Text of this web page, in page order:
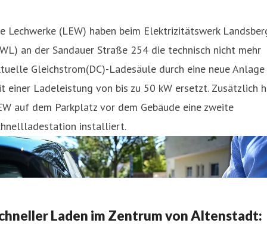
Lechwerke (LEW) haben beim Elektrizitätswerk
an der Sandauer Straße 254 die technisch nicht mehr
Gleichstrom(DC)-Ladesäule durch eine neue Anlage
einer Ladeleistung von bis zu 50 kW ersetzt. Zusätzlich
auf dem Parkplatz vor dem Gebäude eine zweite
installiert.
Laden im Zentrum von Altenstadt: